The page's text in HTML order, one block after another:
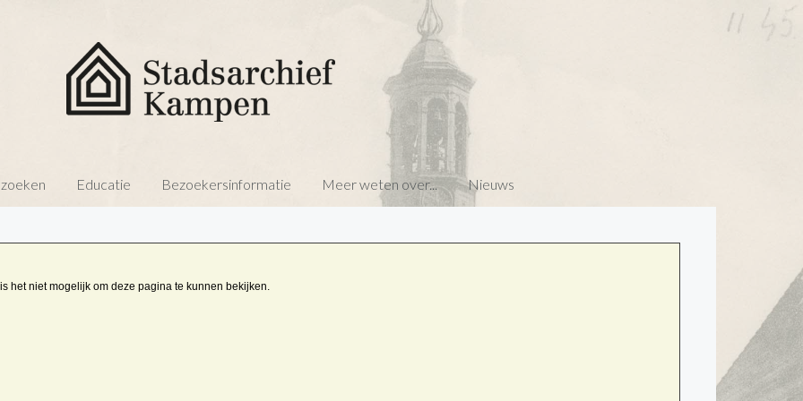
Educatie Bezoekersinformatie Meer weten over... Nieuws
het niet mogelijk om deze pagina te kunnen bekijken.